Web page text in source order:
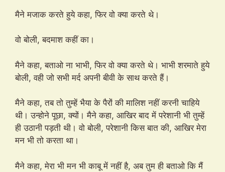
मैने मजाक करते हुये कहा, फिर वो क्या करते थे।
वो बोली, बदमाश कहीं का।
मैने कहा, बताओ ना भाभी, फिर वो क्या करते थे। भाभी शरमाते हुये
बोली, वही जो सभी मर्द अपनी बीवी के साथ करते हैं।
मैने कहा, तब तो तुम्हें भैया के पैरों की मालिश नहीं करनी चाहिये
थी। उन्होने पूछा, क्यों। मैने कहा, आखिर बाद में परेशानी भी तुम्हें
ही उठानी पड़ती थी। वो बोली, परेशानी किस बात की, आखिर मेरा
मन भी तो करता था।
मैने कहा, मेरा भी मन भी काबू में नहीं है, अब तुम ही बताओ कि मैं